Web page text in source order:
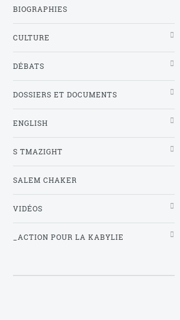
BIOGRAPHIES
CULTURE
DÉBATS
DOSSIERS ET DOCUMENTS
ENGLISH
S TMAZIGHT
SALEM CHAKER
VIDÉOS
_ACTION POUR LA KABYLIE